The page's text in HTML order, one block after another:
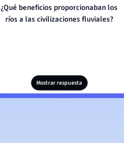
¿Qué beneficios proporcionaban los
ríos a las civilizaciones fluviales?
Mostrar respuesta